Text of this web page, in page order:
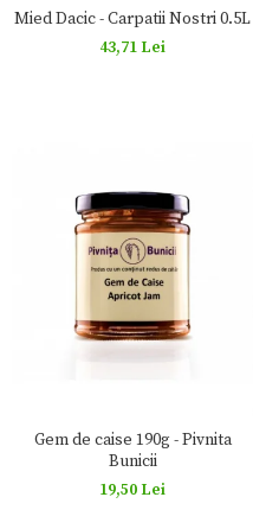
Mied Dacic - Carpatii Nostri 0.5L
43,71 Lei
Gem de caise 190g - Pivnita
Bunicii
19,50 Lei